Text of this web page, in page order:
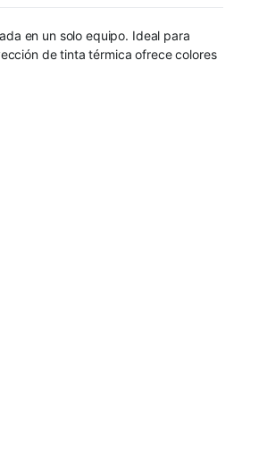
en un solo equipo. Ideal para
de tinta térmica ofrece colores